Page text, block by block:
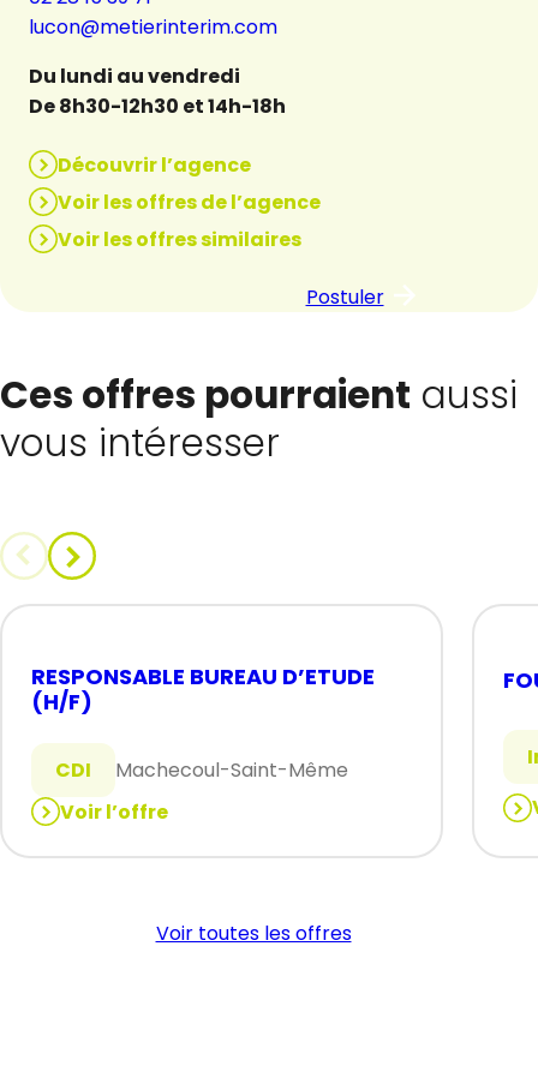
lucon@metierinterim.com
Du lundi au vendredi
De 8h30-12h30 et 14h-18h
Découvrir l’agence
Voir les offres de l’agence
Voir les offres similaires
Postuler
Ces offres pourraient aussi
vous intéresser
RESPONSABLE BUREAU D’ETUDE
(H/F)
CDI
Machecoul-Saint-Même
Voir l’offre
:
RESPONSABLE
:
Voir toutes les offres